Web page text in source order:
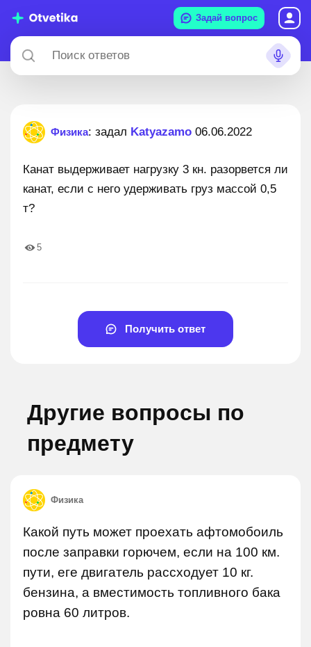
Задай вопрос
Физика: задал Katyazamo 06.06.2022
Канат выдерживает нагрузку 3 кн. разорвется ли
канат, если с него удерживать груз массой 0,5
т?
5
Получить ответ
Другие вопросы по
предмету
Физика
Какой путь может проехать афтомобоиль
после заправки горючем, если на 100 км.
пути, еге двигатель рассходует 10 кг.
бензина, а вместимость топливного бака
ровна 60 литров.